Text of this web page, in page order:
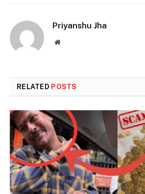
Priyanshu Jha
Website
RELATED POSTS